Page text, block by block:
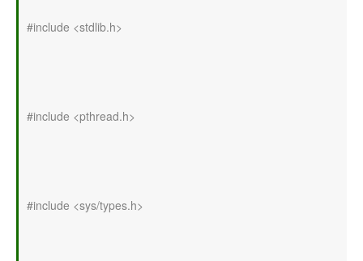
#include <stdlib.h>
#include <pthread.h>
#include <sys/types.h>